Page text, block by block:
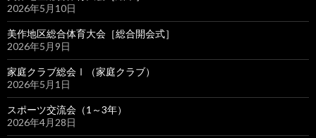
2026年5月10日
美作地区総合体育大会［総合開会式］
2026年5月9日
家庭クラブ総会Ⅰ（家庭クラブ）
2026年5月1日
スポーツ交流会（1～3年）
2026年4月28日